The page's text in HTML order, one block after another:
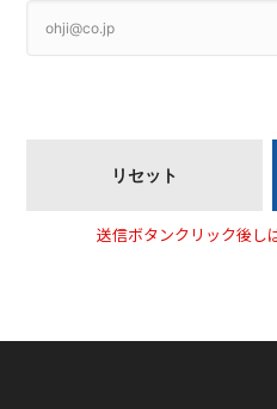
送信ボタンクリック後し